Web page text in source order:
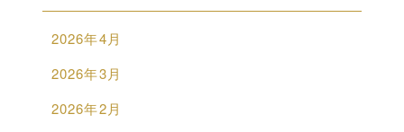
2026年4月
2026年3月
2026年2月